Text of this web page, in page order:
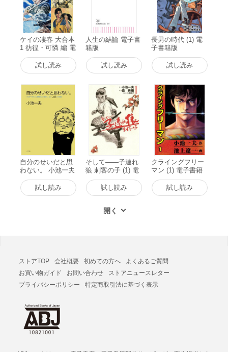
ケイの凄春 大合本
1 彷徨・可憐 編 電
子書籍版
試し読み
人生の結論 電子書
籍版
試し読み
長男の時代 (1) 電
子書籍版
試し読み
自分のせいだと思
わない。 小池一夫
の人間関係に執着
しない233の言葉
電子書籍版
試し読み
そして――子連れ
狼 刺客の子 (1) 電
子書籍版
試し読み
クライングフリー
マン (1) 電子書籍
試し読み
ストアTOP 会社概要 初めての方へ
よくあるご質問
お買い物ガイド
お問い合わせ
ストアニュースレター
プライバシーポリシー
特定商取引法に基づく表示